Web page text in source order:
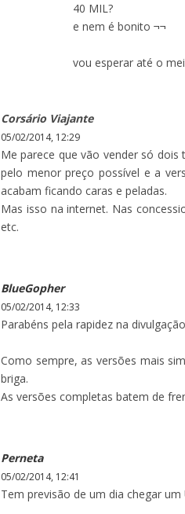
40 MIL?
e nem é bonito ¬¬
vou esperar até o
Corsário Viajante
05/02/2014, 12:29
Me parece que vão vender só
pelo menor preço possível e a
acabam ficando caras e peladas.
Mas isso na internet. Nas
etc.
BlueGopher
05/02/2014, 12:33
Parabéns pela rapidez na
Como sempre, as versões mais
briga.
As versões completas batem de
Perneta
05/02/2014, 12:41
Tem previsão de um dia chegar um